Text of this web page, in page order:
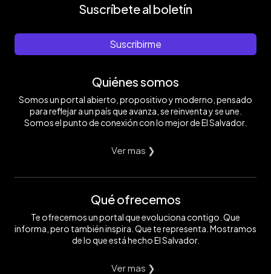
Suscríbete al boletín
Suscribirme
Quiénes somos
Somos un portal abierto, propositivo y moderno, pensado
para reflejar a un país que avanza, se reinventa y se une.
Somos el punto de conexión con lo mejor de El Salvador.
Ver mas ❯
Qué ofrecemos
Te ofrecemos un portal que evoluciona contigo. Que
informa, pero también inspira. Que te representa. Mostramos
de lo que está hecho El Salvador.
Ver mas ❯